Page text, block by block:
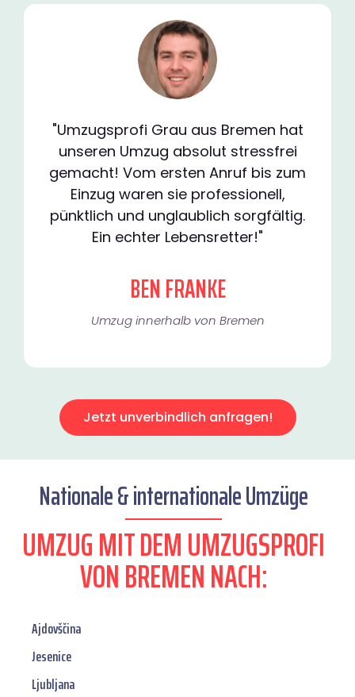
"Umzugsprofi Grau aus Bremen hat
unseren Umzug absolut stressfrei
gemacht! Vom ersten Anruf bis zum
Einzug waren sie professionell,
pünktlich und unglaublich sorgfältig.
Ein echter Lebensretter!"
BEN FRANKE
Umzug innerhalb von Bremen​
Jetzt unverbindlich anfragen!
Nationale & internationale Umzüge
UMZUG MIT DEM UMZUGSPROFI
VON BREMEN NACH:
Ajdovščina
Jesenice
Ljubljana